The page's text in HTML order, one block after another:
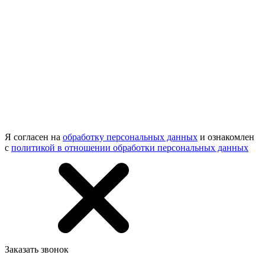
Я согласен на обработку персональных данных и ознакомлен
с политикой в отношении обработки персональных данных
Заказать звонок